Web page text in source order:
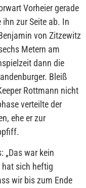
Vorheier gerade
zur Seite ab. In
von Zitzewitz
Metern am
dann die
Bleiß
Rottmann nicht
verteilte der
ehe er zur
„Das war kein
hat sich heftig
wir bis zum Ende